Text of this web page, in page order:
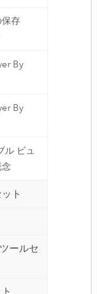
保存
By
By
ル ビュ
ト
ールセ